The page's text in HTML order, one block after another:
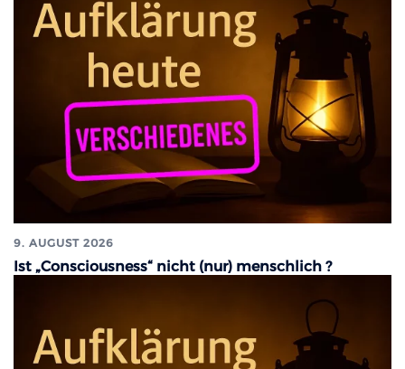
9. AUGUST 2026
Ist „Consciousness“ nicht (nur) menschlich ?